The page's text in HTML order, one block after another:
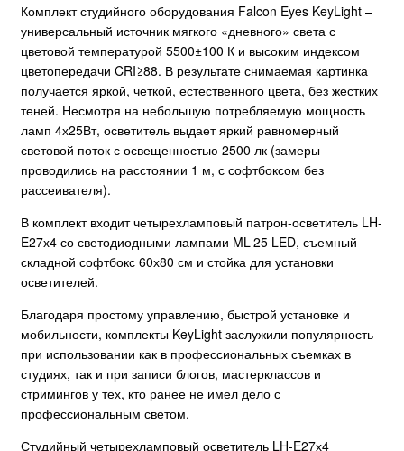
Комплект студийного оборудования Falcon Eyes KeyLight –
универсальный источник мягкого «дневного» света с
цветовой температурой 5500±100 К и высоким индексом
цветопередачи CRI≥88. В результате снимаемая картинка
получается яркой, четкой, естественного цвета, без жестких
теней. Несмотря на небольшую потребляемую мощность
ламп 4х25Вт, осветитель выдает яркий равномерный
световой поток с освещенностью 2500 лк (замеры
проводились на расстоянии 1 м, с софтбоксом без
рассеивателя).
В комплект входит четырехламповый патрон-осветитель LH-
E27х4 со светодиодными лампами ML-25 LED, съемный
складной софтбокс 60х80 см и стойка для установки
осветителей.
Благодаря простому управлению, быстрой установке и
мобильности, комплекты KeyLight заслужили популярность
при использовании как в профессиональных съемках в
студиях, так и при записи блогов, мастерклассов и
стримингов у тех, кто ранее не имел дело с
профессиональным светом.
Студийный четырехламповый осветитель LH-E27х4